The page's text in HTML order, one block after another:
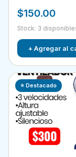
$150.00
Stock: 3
+ Agregar al
⭐ Destacado